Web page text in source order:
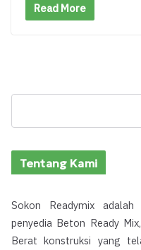
Read More
Tentang Kami
Sokon Readymix
penyedia Beton Ready
Berat konstruksi yang